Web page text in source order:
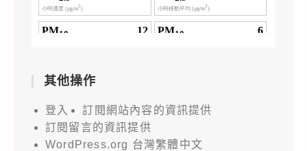
其他操作
登入
訂閱網站內容的資訊提供
訂閱留言的資訊提供
WordPress.org 台灣繁體中文